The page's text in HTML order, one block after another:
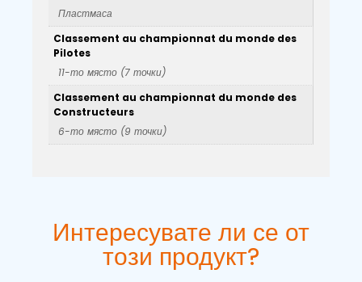
Пластмаса
Classement au championnat du monde des
Pilotes
11-то място (7 точки)
Classement au championnat du monde des
Constructeurs
6-то място (9 точки)
Интересувате ли се от
този продукт?